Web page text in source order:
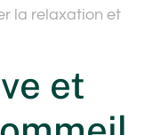
la relaxation et
et